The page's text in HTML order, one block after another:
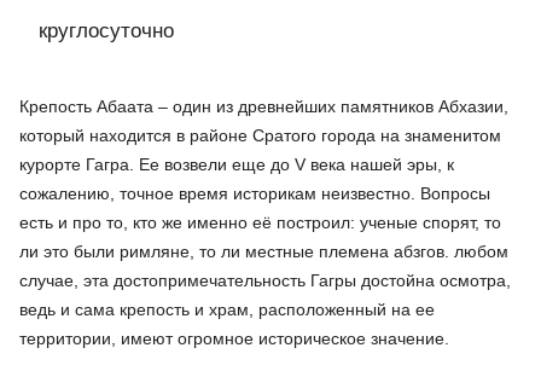
круглосуточно
Крепость Абаата – один из древнейших памятников Абхазии,
который находится в районе Сратого города на знаменитом
курорте Гагра. Ее возвели еще до V века нашей эры, к
сожалению, точное время историкам неизвестно. Вопросы
есть и про то, кто же именно её построил: ученые спорят, то
ли это были римляне, то ли местные племена абзгов. любом
случае, эта достопримечательность Гагры достойна осмотра,
ведь и сама крепость и храм, расположенный на ее
территории, имеют огромное историческое значение.